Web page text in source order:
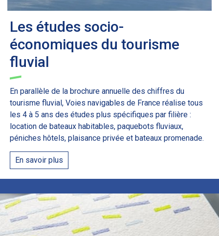
Les études socio-
économiques du tourisme
fluvial
En parallèle de la brochure annuelle des chiffres du
tourisme fluvial, Voies navigables de France réalise tous
les 4 à 5 ans des études plus spécifiques par filière :
location de bateaux habitables, paquebots fluviaux,
péniches hôtels, plaisance privée et bateaux promenade.
En savoir plus